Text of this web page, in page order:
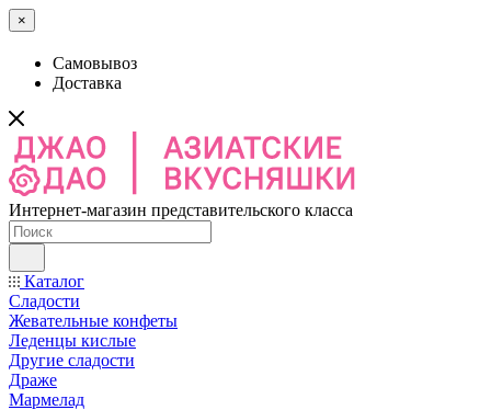
×
Самовывоз
Доставка
Интернет-магазин представительского класса
Каталог
Сладости
Жевательные конфеты
Леденцы кислые
Другие сладости
Драже
Мармелад